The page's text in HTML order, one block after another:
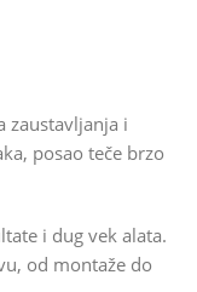
zaustavljanja i
posao teče brzo
i dug vek alata.
od montaže do